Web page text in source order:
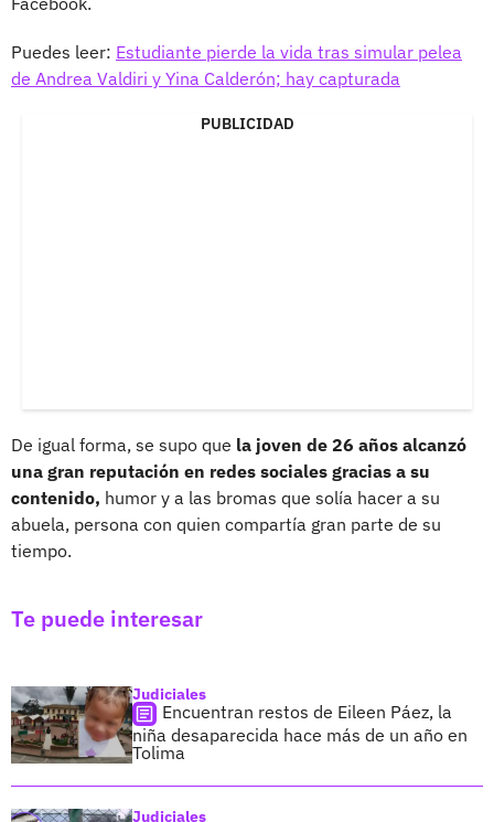
Puedes leer: Estudiante pierde la vida tras simular pelea
de Andrea Valdiri y Yina Calderón; hay capturada
PUBLICIDAD
De igual forma, se supo que la joven de 26 años alcanzó
una gran reputación en redes sociales gracias a su
contenido, humor y a las bromas que solía hacer a su
abuela, persona con quien compartía gran parte de su
tiempo.
Te puede interesar
Judiciales
Encuentran restos de Eileen Páez, la
niña desaparecida hace más de un año en
Tolima
Judiciales